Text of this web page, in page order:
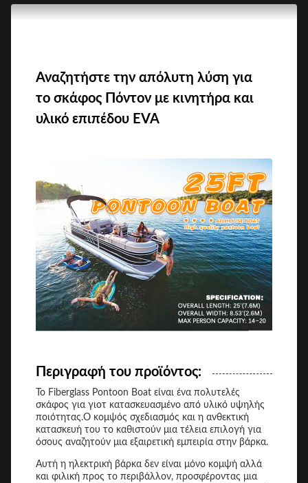
Αναζητήστε την απόλυτη λύση για
το σκάφος Πόντον με κινητήρα και
υλικό επιπέδου EVA
Περιγραφή του προϊόντος:
Το Fiberglass Pontoon Boat είναι ένα πολυτελές
σκάφος για γιοτ κατασκευασμένο από υλικό υψηλής
ποιότητας.Ο κομψός σχεδιασμός και η ανθεκτική
κατασκευή του το καθιστούν μια τέλεια επιλογή για
όσους αναζητούν μια εξαιρετική εμπειρία στην βάρκα.
Αυτή η ηλεκτρική βάρκα δεν είναι μόνο κομψή αλλά
και φιλική προς το περιβάλλον, προσφέροντας μια